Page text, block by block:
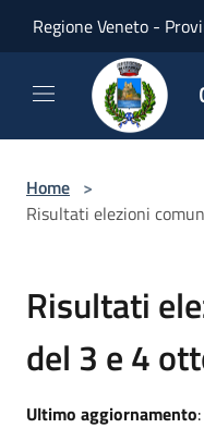
Regione Veneto -
Home >
Risultati elezioni
Risultati
del 3 e 4
Ultimo aggiornamento